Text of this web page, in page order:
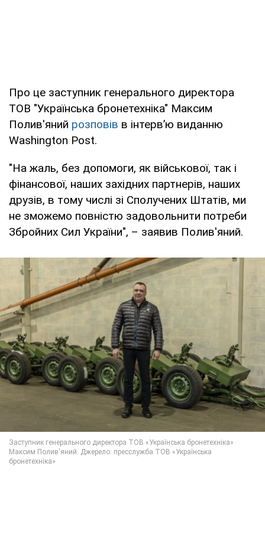
Про це заступник генерального директора
ТОВ "Українська бронетехніка" Максим
Полив'яний розповів в інтерв’ю виданню
Washington Post.
"На жаль, без допомоги, як військової, так і
фінансової, наших західних партнерів, наших
друзів, в тому числі зі Сполучених Штатів, ми
не зможемо повністю задовольнити потреби
Збройних Сил України", – заявив Полив'яний.